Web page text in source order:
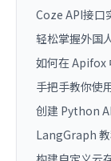
Coze API接口
轻松掌握外国
如何在 Apifox
手把手教你使
创建 Python
LangGraph